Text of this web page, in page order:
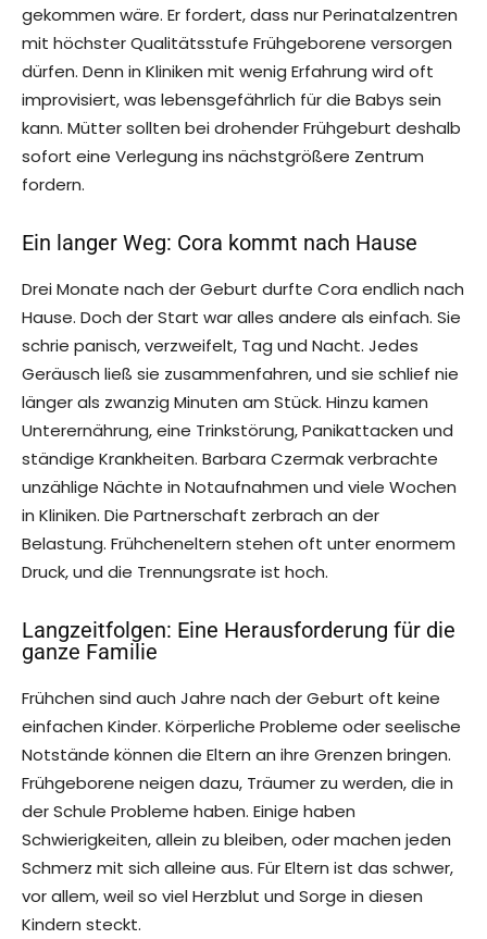
gekommen wäre. Er fordert, dass nur Perinatalzentren
mit höchster Qualitätsstufe Frühgeborene versorgen
dürfen. Denn in Kliniken mit wenig Erfahrung wird oft
improvisiert, was lebensgefährlich für die Babys sein
kann. Mütter sollten bei drohender Frühgeburt deshalb
sofort eine Verlegung ins nächstgrößere Zentrum
fordern.
Ein langer Weg: Cora kommt nach Hause
Drei Monate nach der Geburt durfte Cora endlich nach
Hause. Doch der Start war alles andere als einfach. Sie
schrie panisch, verzweifelt, Tag und Nacht. Jedes
Geräusch ließ sie zusammenfahren, und sie schlief nie
länger als zwanzig Minuten am Stück. Hinzu kamen
Unterernährung, eine Trinkstörung, Panikattacken und
ständige Krankheiten. Barbara Czermak verbrachte
unzählige Nächte in Notaufnahmen und viele Wochen
in Kliniken. Die Partnerschaft zerbrach an der
Belastung. Frühcheneltern stehen oft unter enormem
Druck, und die Trennungsrate ist hoch.
Langzeitfolgen: Eine Herausforderung für die
ganze Familie
Frühchen sind auch Jahre nach der Geburt oft keine
einfachen Kinder. Körperliche Probleme oder seelische
Notstände können die Eltern an ihre Grenzen bringen.
Frühgeborene neigen dazu, Träumer zu werden, die in
der Schule Probleme haben. Einige haben
Schwierigkeiten, allein zu bleiben, oder machen jeden
Schmerz mit sich alleine aus. Für Eltern ist das schwer,
vor allem, weil so viel Herzblut und Sorge in diesen
Kindern steckt.